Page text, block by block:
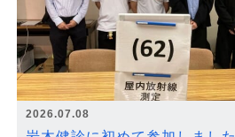
2026.07.08